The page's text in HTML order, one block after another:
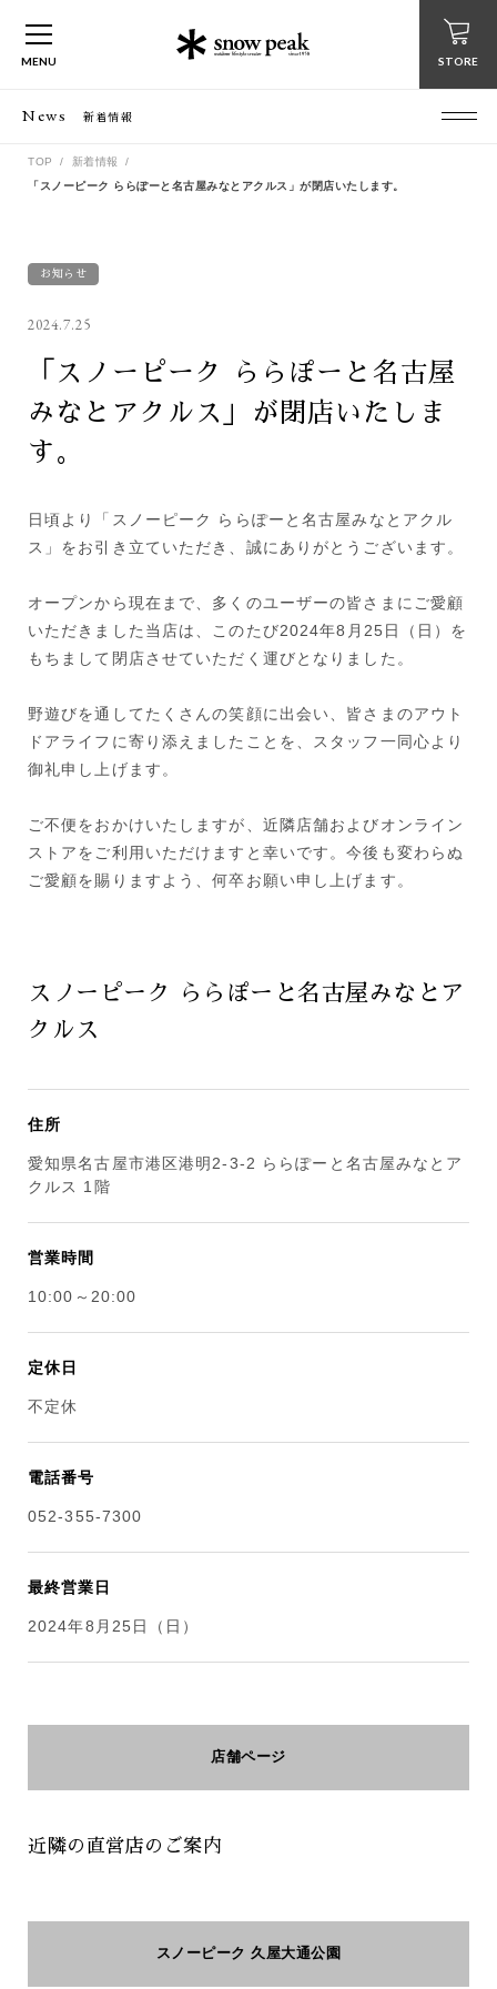
MENU STORE
News 新着情報
TOP
新着情報
「スノーピーク ららぽーと名古屋みなとアクルス」が閉店いたします。
お知らせ
2024.7.25
「スノーピーク ららぽーと名古屋
みなとアクルス」が閉店いたしま
す。
日頃より「スノーピーク ららぽーと名古屋みなとアクル
ス」をお引き立ていただき、誠にありがとうございます。
オープンから現在まで、多くのユーザーの皆さまにご愛顧
いただきました当店は、このたび2024年8月25日（日）を
もちまして閉店させていただく運びとなりました。
野遊びを通してたくさんの笑顔に出会い、皆さまのアウト
ドアライフに寄り添えましたことを、スタッフ一同心より
御礼申し上げます。
ご不便をおかけいたしますが、近隣店舗およびオンライン
ストアをご利用いただけますと幸いです。今後も変わらぬ
ご愛顧を賜りますよう、何卒お願い申し上げます。
スノーピーク ららぽーと名古屋みなとア
クルス
住所
愛知県名古屋市港区港明2-3-2 ららぽーと名古屋みなとア
クルス 1階
営業時間
10:00～20:00
定休日
不定休
電話番号
052-355-7300
最終営業日
2024年8月25日（日）
店舗ページ
近隣の直営店のご案内
スノーピーク 久屋大通公園